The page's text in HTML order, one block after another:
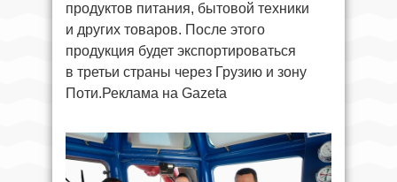
продуктов питания, бытовой техники
и других товаров. После этого
продукция будет экспортироваться
в третьи страны через Грузию и зону
Поти.Реклама на Gazeta